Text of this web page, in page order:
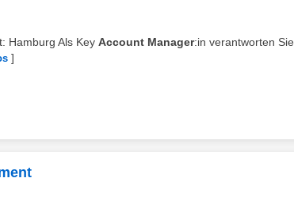
Hamburg Als Key Account Manager:in verantworten Sie
]